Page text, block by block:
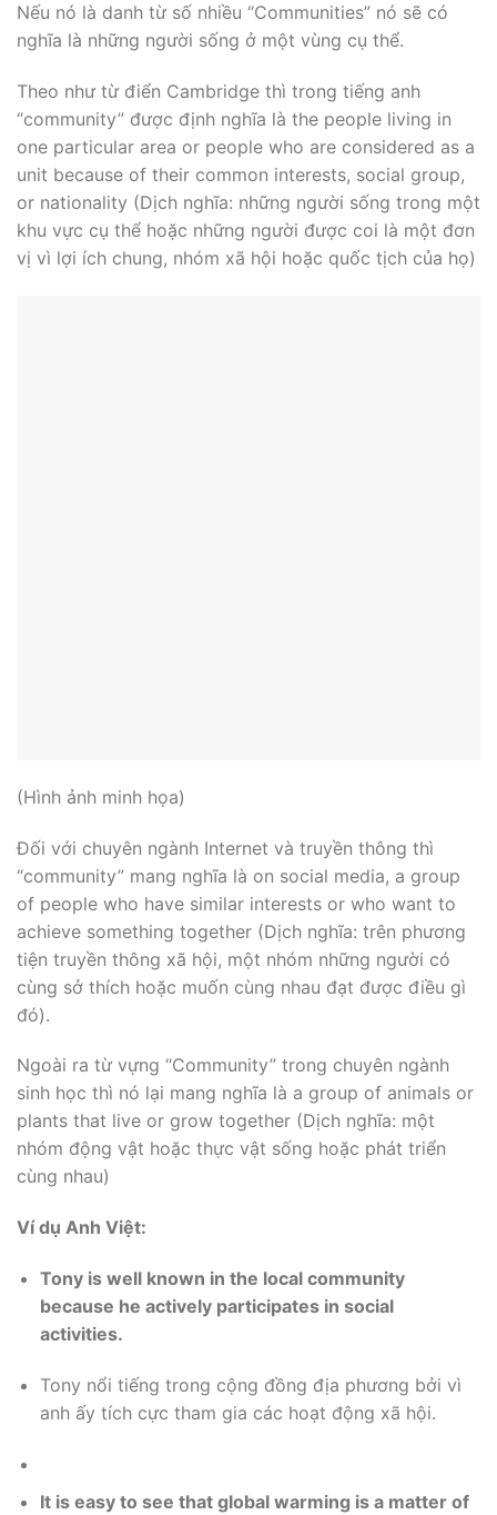
Nếu nó là danh từ số nhiều “Communities” nó sẽ có
nghĩa là những người sống ở một vùng cụ thể.
Theo như từ điển Cambridge thì trong tiếng anh
“community” được định nghĩa là the people living in
one particular area or people who are considered as a
unit because of their common interests, social group,
or nationality (Dịch nghĩa: những người sống trong một
khu vực cụ thể hoặc những người được coi là một đơn
vị vì lợi ích chung, nhóm xã hội hoặc quốc tịch của họ)
(Hình ảnh minh họa)
Đối với chuyên ngành Internet và truyền thông thì
“community” mang nghĩa là on social media, a group
of people who have similar interests or who want to
achieve something together (Dịch nghĩa: trên phương
tiện truyền thông xã hội, một nhóm những người có
cùng sở thích hoặc muốn cùng nhau đạt được điều gì
đó).
Ngoài ra từ vựng “Community” trong chuyên ngành
sinh học thì nó lại mang nghĩa là a group of animals or
plants that live or grow together (Dịch nghĩa: một
nhóm động vật hoặc thực vật sống hoặc phát triển
cùng nhau)
Ví dụ Anh Việt:
Tony is well known in the local community
because he actively participates in social
activities.
Tony nổi tiếng trong cộng đồng địa phương bởi vì
anh ấy tích cực tham gia các hoạt động xã hội.
It is easy to see that global warming is a matter of